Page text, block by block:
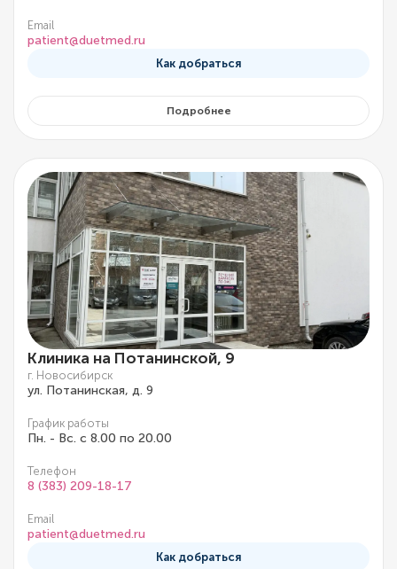
Email
patient@duetmed.ru
Как добраться
Подробнее
Клиника на Потанинской, 9
г. Новосибирск
ул. Потанинская, д. 9
График работы
Пн. - Вс. с 8.00 по 20.00
Телефон
8 (383) 209-18-17
Email
patient@duetmed.ru
Как добраться